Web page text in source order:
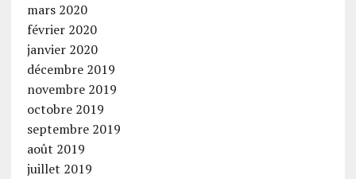
mars 2020
février 2020
janvier 2020
décembre 2019
novembre 2019
octobre 2019
septembre 2019
août 2019
juillet 2019